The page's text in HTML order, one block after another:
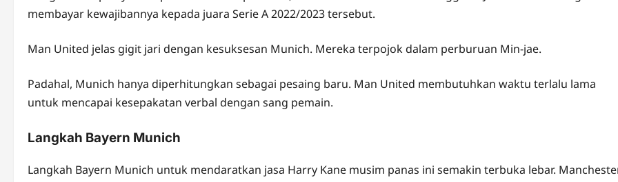
membayar kewajibannya kepada juara Serie A 2022/2023 tersebut.
Man United jelas gigit jari dengan kesuksesan Munich. Mereka terpojok dalam perburuan Min-jae.
Padahal, Munich hanya diperhitungkan sebagai pesaing baru. Man United membutuhkan waktu terlalu lama
untuk mencapai kesepakatan verbal dengan sang pemain.
Langkah Bayern Munich
Langkah Bayern Munich untuk mendaratkan jasa Harry Kane musim panas ini semakin terbuka lebar.